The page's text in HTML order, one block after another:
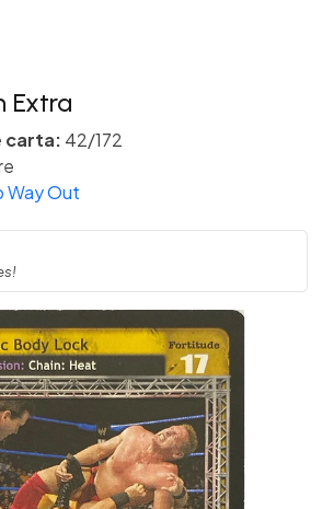
Extra
carta: 42/172
Way Out